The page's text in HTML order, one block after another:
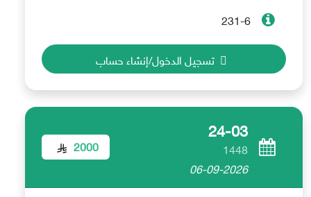
231-6
تسجيل الدخول/إنشاء حساب
24-03
1448
06-09-2026
2000